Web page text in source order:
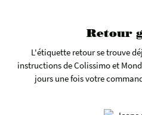
Retour
L'étiquette retour se trouve
instructions de Colissimo et
jours une fois votre